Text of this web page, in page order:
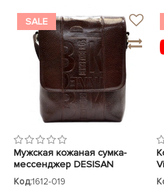
SALE
Мужская кожаная сумка-
мессенджер DESISAN
коричневая
Код:1612-019